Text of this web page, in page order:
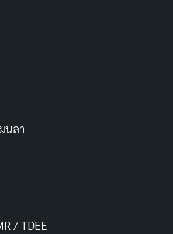
ติก, คอมเมดี้
6 ตุลาคม 2554
ชนก ลือวิเศษไพบูลย์, ธันวา สุริย
มยาว: 100 นาที
10
เฮี้ยน ตอน รถตู้ ตก
นลา
/ TDEE